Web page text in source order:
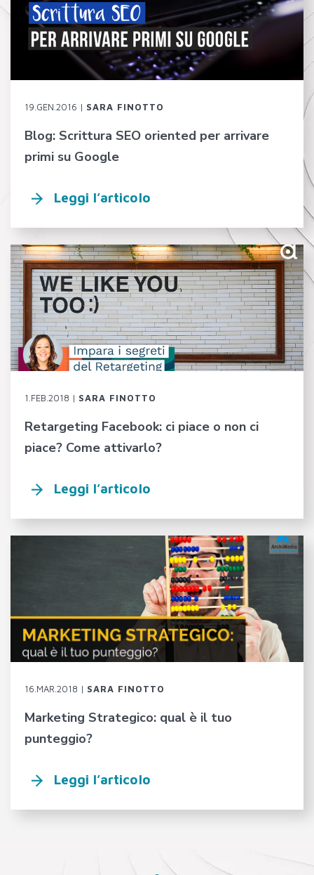
19.GEN.2016 | SARA FINOTTO
Blog: Scrittura SEO oriented per arrivare
primi su Google
Leggi l’articolo
1.FEB.2018 | SARA FINOTTO
Retargeting Facebook: ci piace o non ci
piace? Come attivarlo?
Leggi l’articolo
16.MAR.2018 | SARA FINOTTO
Marketing Strategico: qual è il tuo
punteggio?
Leggi l’articolo